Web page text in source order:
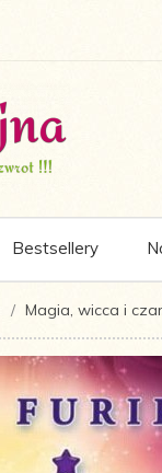
Bestsellery
Magia, wicca i